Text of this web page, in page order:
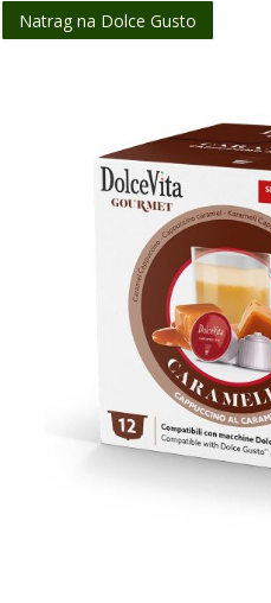
Natrag na Dolce Gusto